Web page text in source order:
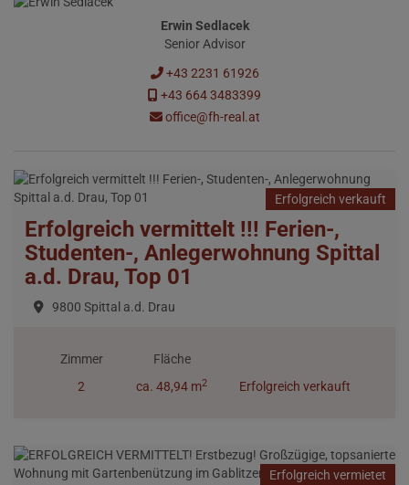
Erwin Sedlacek
Senior Advisor
+43 2231 61926
+43 664 3483399
office@fh-real.at
Erfolgreich verkauft
Erfolgreich vermittelt !!! Ferien-,
Studenten-, Anlegerwohnung Spittal
a.d. Drau, Top 01
9800 Spittal a.d. Drau
Zimmer
2
Fläche
ca. 48,94 m2 Erfolgreich verkauft
Erfolgreich vermietet